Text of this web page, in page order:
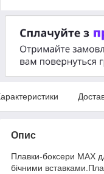
Опис
Плавки-боксери ​​MAX
бічними